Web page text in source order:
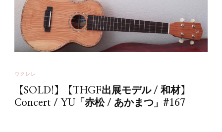
ウクレレ
【SOLD!】【THGF出展モデル / 和材】
Concert / YU「赤松 / あかまつ」#167